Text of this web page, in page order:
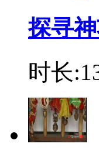
探寻
时长